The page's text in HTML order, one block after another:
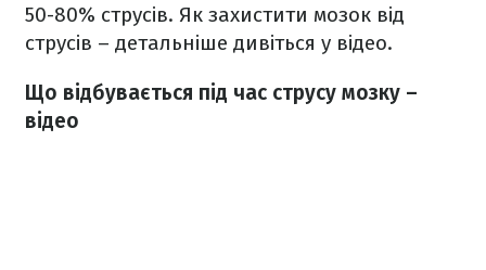
50-80% струсів. Як захистити мозок від
струсів – детальніше дивіться у відео.
Що відбувається під час струсу мозку –
відео